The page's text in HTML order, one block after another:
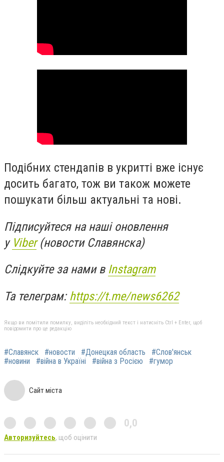
Подібних стендапів в укритті вже існує
досить багато, тож ви також можете
пошукати більш актуальні та нові.
Підписуйтеся на наші оновлення
у Viber(новости Славянска)
Слідкуйте за нами в Instagram
Та телеграм:https://t.me/news6262
Якщо ви помітили помилку, виділіть необхідний текст і натисніть Ctrl + Enter, щоб
повідомити про це редакцію
#Славянск #новости #Донецкая область
#Слов'янськ
#новини
#війна в Україні #війна з Росією #гумор
Сайт міста
0,0
Авторизуйтесь, щоб оцінити